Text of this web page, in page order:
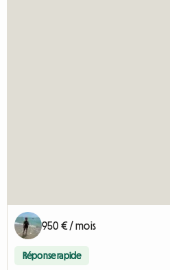
950 € / mois
Réponse rapide